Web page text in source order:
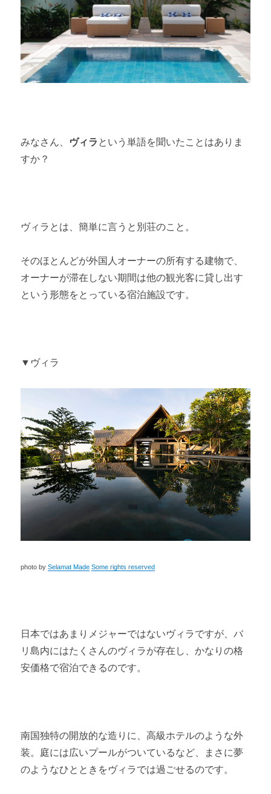
みなさん、 ヴィラ という単語を聞いたことはありま
すか？
ヴィラとは、簡単に言うと別荘のこと。
そのほとんどが外国人オーナーの所有する建物で、
オーナーが滞在しない期間は他の観光客に貸し出す
という形態をとっている宿泊施設です。
▼ヴィラ
photo bySelamat Made Some rights reserved
日本ではあまりメジャーではないヴィラですが、バ
リ島内にはたくさんのヴィラが存在し、かなりの格
安価格で宿泊できるのです。
南国独特の開放的な造りに、高級ホテルのような外
装。庭には広いプールがついているなど、まさに夢
のようなひとときをヴィラでは過ごせるのです。